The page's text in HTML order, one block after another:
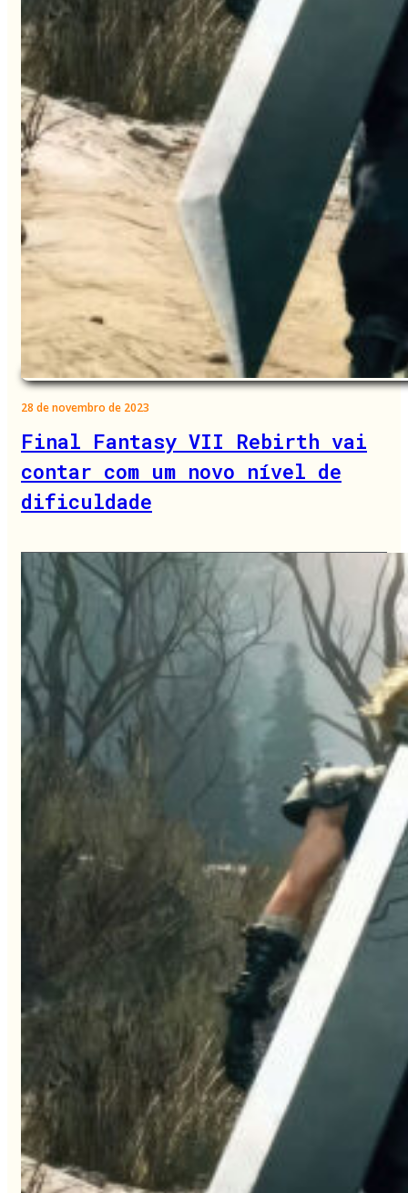
28 de novembro de 2023
Final Fantasy VII Rebirth vai
contar com um novo nível de
dificuldade